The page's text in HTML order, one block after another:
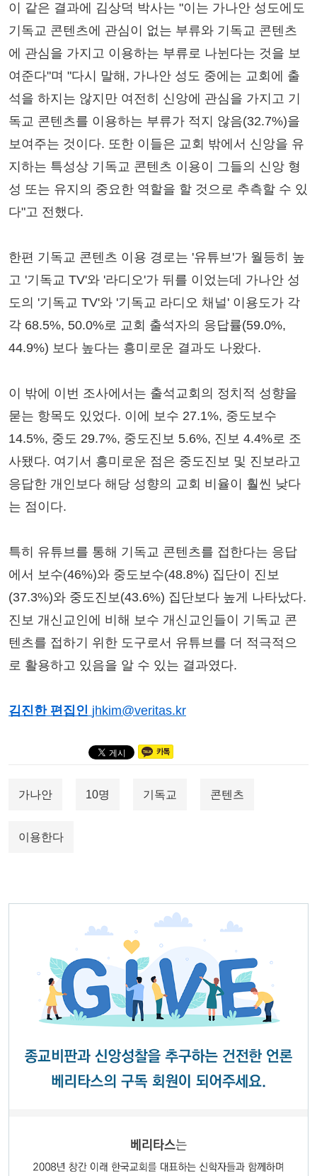
이 같은 결과에 김상덕 박사는 "이는 가나안 성도에도
기독교 콘텐츠에 관심이 없는 부류와 기독교 콘텐츠
에 관심을 가지고 이용하는 부류로 나뉜다는 것을 보
여준다"며 "다시 말해, 가나안 성도 중에는 교회에 출
석을 하지는 않지만 여전히 신앙에 관심을 가지고 기
독교 콘텐츠를 이용하는 부류가 적지 않음(32.7%)을
보여주는 것이다. 또한 이들은 교회 밖에서 신앙을 유
지하는 특성상 기독교 콘텐츠 이용이 그들의 신앙 형
성 또는 유지의 중요한 역할을 할 것으로 추측할 수 있
다"고 전했다.
한편 기독교 콘텐츠 이용 경로는 '유튜브'가 월등히 높
고 '기독교 TV'와 '라디오'가 뒤를 이었는데 가나안 성
도의 '기독교 TV'와 '기독교 라디오 채널' 이용도가 각
각 68.5%, 50.0%로 교회 출석자의 응답률(59.0%,
44.9%) 보다 높다는 흥미로운 결과도 나왔다.
이 밖에 이번 조사에서는 출석교회의 정치적 성향을
묻는 항목도 있었다. 이에 보수 27.1%, 중도보수
14.5%, 중도 29.7%, 중도진보 5.6%, 진보 4.4%로 조
사됐다. 여기서 흥미로운 점은 중도진보 및 진보라고
응답한 개인보다 해당 성향의 교회 비율이 훨씬 낮다
는 점이다.
특히 유튜브를 통해 기독교 콘텐츠를 접한다는 응답
에서 보수(46%)와 중도보수(48.8%) 집단이 진보
(37.3%)와 중도진보(43.6%) 집단보다 높게 나타났다.
진보 개신교인에 비해 보수 개신교인들이 기독교 콘
텐츠를 접하기 위한 도구로서 유튜브를 더 적극적으
로 활용하고 있음을 알 수 있는 결과였다.
김진한 편집인 jhkim@veritas.kr
가나안 10명 기독교 콘텐츠
이용한다